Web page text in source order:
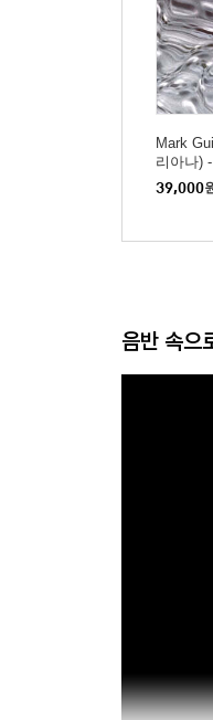
Mark
리아나)
화이트
39,000
음반 속으